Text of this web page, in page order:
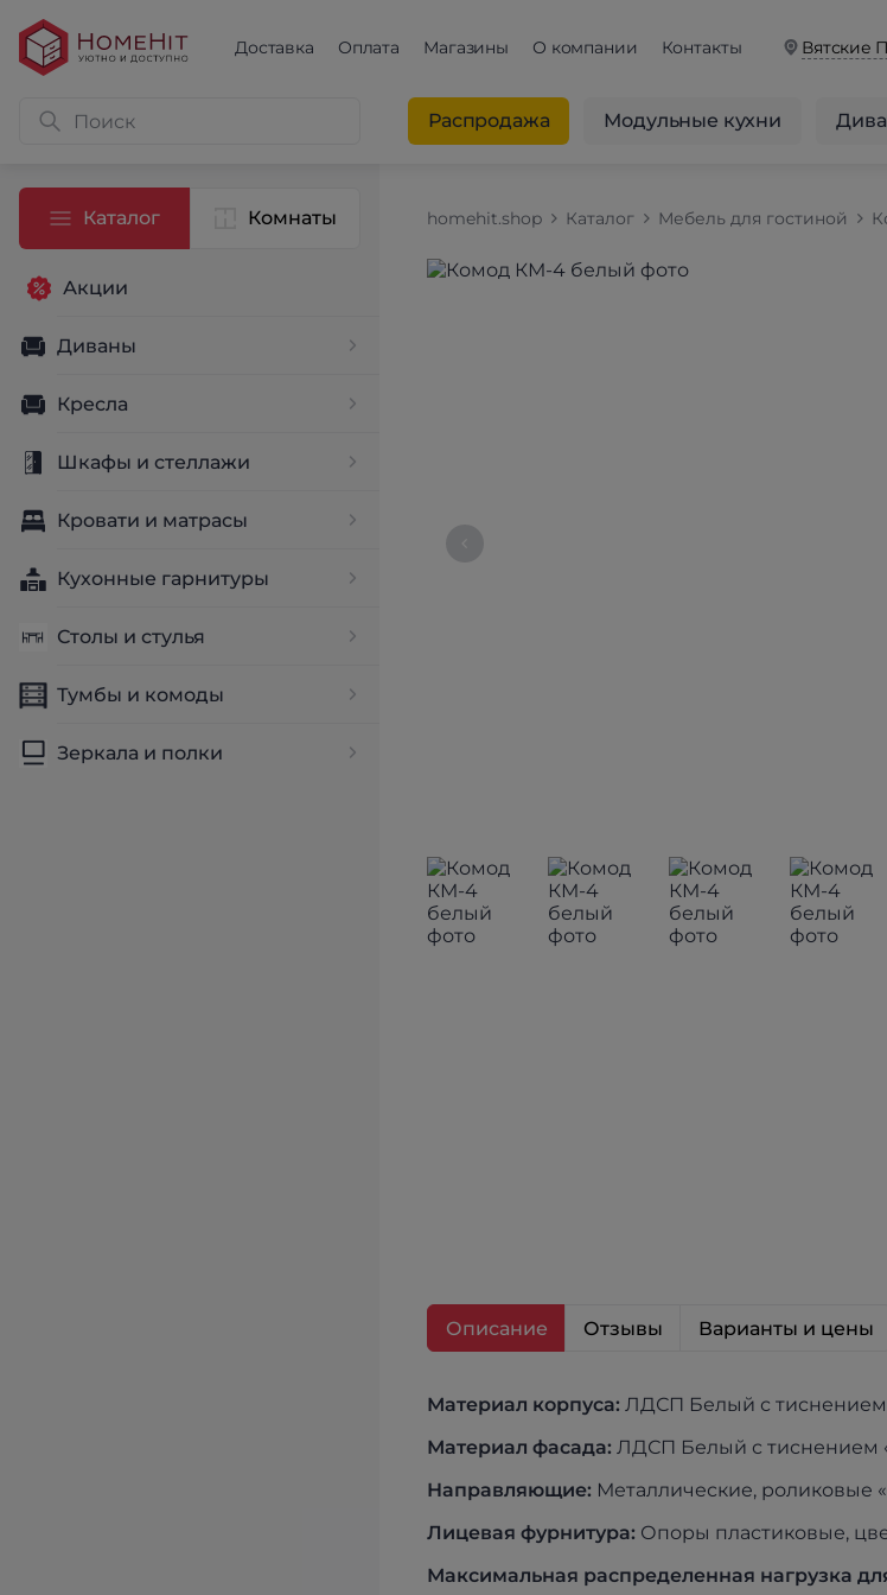
Доставка Оплата Магазины О компании Контакты Вятские
Распродажа Модульные кухни
Каталог Комнаты
Акции
Диваны
Кресла
Шкафы и стеллажи
Кровати и матрасы
Кухонные гарнитуры
Столы и стулья
Тумбы и комоды
Зеркала и полки
homehit.shop Каталог Мебель для гостиной
Описание Отзывы Варианты и цены
Материал корпуса: ЛДСП Белый с тиснением
Материал фасада: ЛДСП Белый с тиснением
Направляющие: Металлические, роликовые
Лицевая фурнитура: Опоры пластиковые,
Максимальная распределенная нагрузка